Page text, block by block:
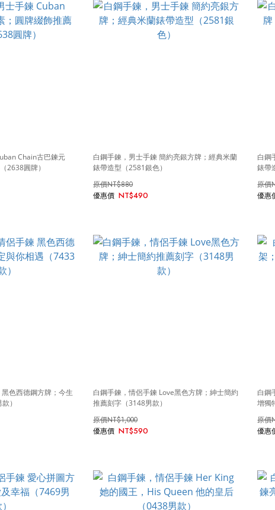
Chain古巴鍊元
2638圓牌）
白鋼手鍊，男士手鍊 簡約亮銀方牌；經典米蘭
錶帶造型（2581銀色）
NT$880
NT$490
白鋼
錶帶
色西德鋼方牌；今生
）
白鋼手鍊，情侶手鍊 Love黑色方牌；紳士簡約
推薦刻字（3148男款）
NT$1,000
NT$590
白鋼
增獨